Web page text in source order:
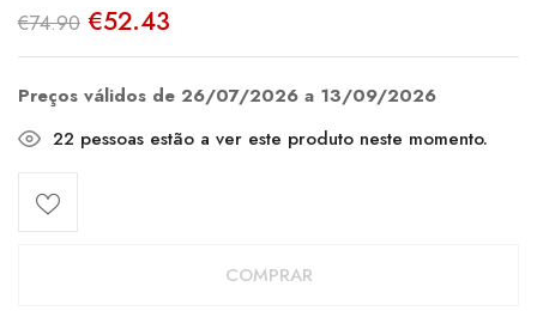
€74.90 O
preço
original
€74.90.
€52.43
atual
€52.43.
Preços válidos de 26/07/2026 a 13/09/2026
22 pessoas estão a ver este produto neste momento.
COMPRAR